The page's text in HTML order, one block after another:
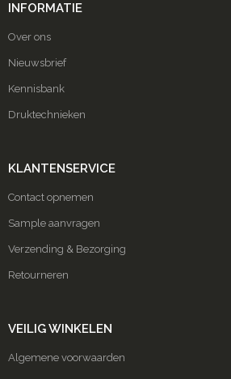
INFORMATIE
Over ons
Nieuwsbrief
Kennisbank
Druktechnieken
KLANTENSERVICE
Contact opnemen
Sample aanvragen
Verzending & Bezorging
Retourneren
VEILIG WINKELEN
Algemene voorwaarden